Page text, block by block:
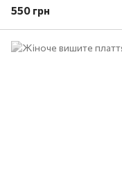
550 грн